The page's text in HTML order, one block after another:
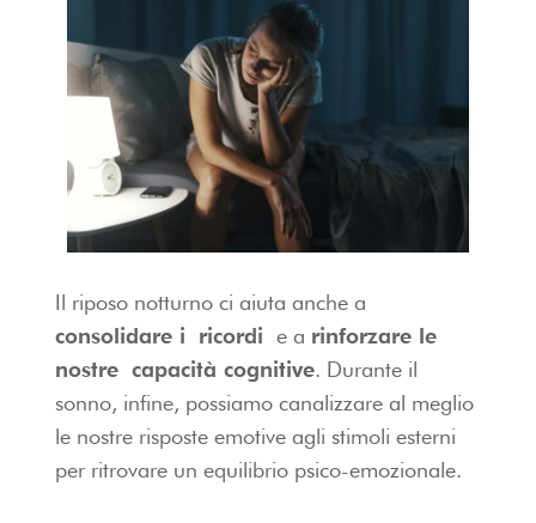
Il riposo notturno ci aiuta anche a
consolidare i ricordi e a rinforzare le
nostre capacità cognitive. Durante il
sonno, infine, possiamo canalizzare al meglio
le nostre risposte emotive agli stimoli esterni
per ritrovare un equilibrio psico-emozionale.